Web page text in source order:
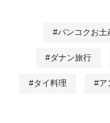
#バンコクお土
#ダナン旅行
#タイ料理 #ア